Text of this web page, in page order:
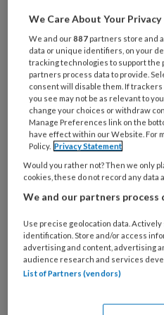
e-
mailadres?
* *
Kies
je
wachtwoord* *
Kies
je
functie *
Bij
welke
organisatie
werk
Untitled
Ontvang iedere
Management
Weekoverzicht
We Care About Your Privacy
We and our887 partners store and
data or unique identifiers, on your
tracking technologies to support
partners process data to provide.
consent will disable them. If
you see may not be as relevant to
change your choices or withdraw
Manage Preferences link on the
have effect within our Website. For
Policy. Privacy Statement
Would you rather not? Then we only
cookies, these do not record any data
We and our partners
Use precise geolocation data.
identification. Store and/or access
advertising and content, advertising
audience research and services
List of Partners (vendors)